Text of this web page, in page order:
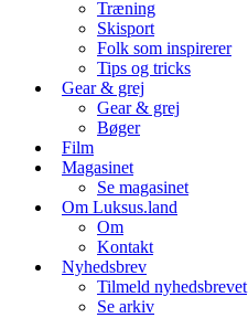
Træning
Skisport
Folk som inspirerer
Tips og tricks
Gear & grej
Gear & grej
Bøger
Film
Magasinet
Se magasinet
Om Luksus.land
Om
Kontakt
Nyhedsbrev
Tilmeld nyhedsbrevet
Se arkiv